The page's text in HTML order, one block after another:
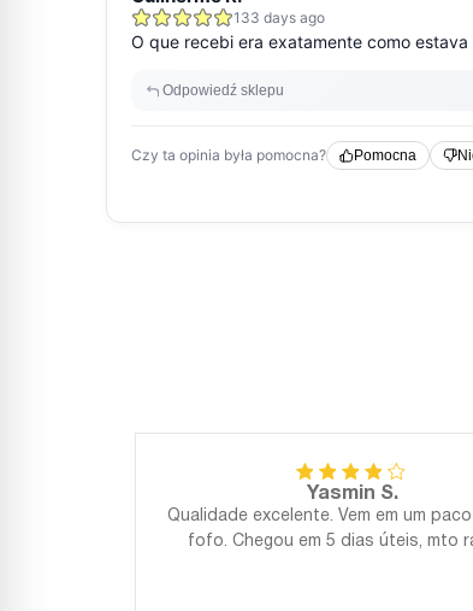
Yasmin S.
Qualidade excelente. Vem em um
fofo. Chegou em 5 dias úteis, mto